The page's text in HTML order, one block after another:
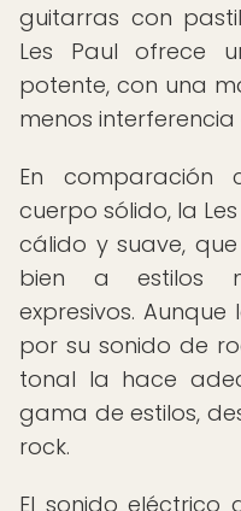
guitarras con
Les Paul ofrece
potente, con una
menos
En comparación
cuerpo sólido, la
cálido y suave,
bien a estilos
expresivos.
por su sonido de
tonal la hace
gama de estilos,
rock.
El sonido eléctrico